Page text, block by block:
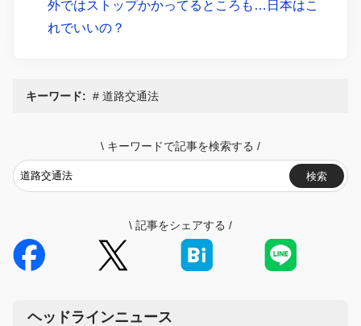
外ではストップかかってるところも…日本はこ
れでいいの？
キーワード: 道路交通法
\ キーワードで記事を検索する /
検索
\ 記事をシェアする /
ヘッドラインニュース